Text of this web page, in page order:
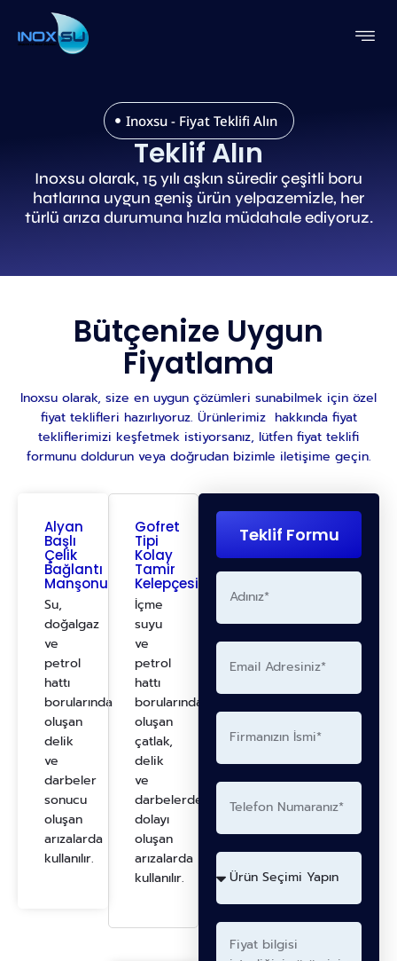
Inoxsu - Fiyat Teklifi Alın
Teklif Alın
Inoxsu olarak, 15 yılı aşkın süredir çeşitli boru
hatlarına uygun geniş ürün yelpazemizle, her
türlü arıza durumuna hızla müdahale ediyoruz.
Bütçenize Uygun
Fiyatlama
Inoxsu olarak, size en uygun çözümleri sunabilmek için özel
fiyat teklifleri hazırlıyoruz. Ürünlerimiz hakkında fiyat
tekliflerimizi keşfetmek istiyorsanız, lütfen fiyat teklifi
formunu doldurun veya doğrudan bizimle iletişime geçin.
Alyan
Başlı
Çelik
Bağlantı
Manşonu
Su,
doğalgaz
ve
petrol
hattı
borularında
oluşan
delik
ve
darbeler
sonucu
oluşan
arızalarda
kullanılır.
Gofret
Tipi
Kolay
Tamir
Kelepçesi
İçme
suyu
ve
petrol
hattı
borularında
oluşan
çatlak,
delik
ve
darbelerden
dolayı
oluşan
arızalarda
kullanılır.
Teklif Formu